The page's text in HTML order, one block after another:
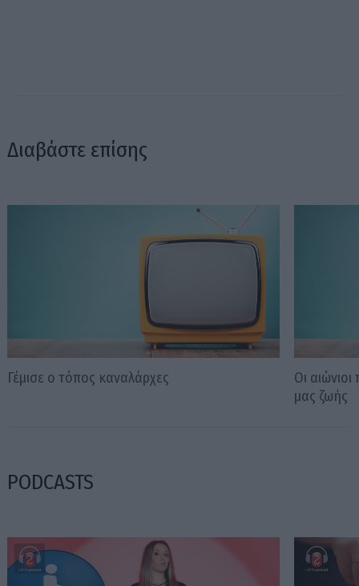
Διαβάστε επίσης
Γέμισε ο τόπος καναλάρχες
Οι
μας ζωής
PODCASTS